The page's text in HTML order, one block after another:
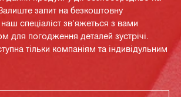
запит на безкоштовну
спеціаліст зв'яжеться з вами
для погодження деталей зустрічі.
тільки компаніям та індивідульним